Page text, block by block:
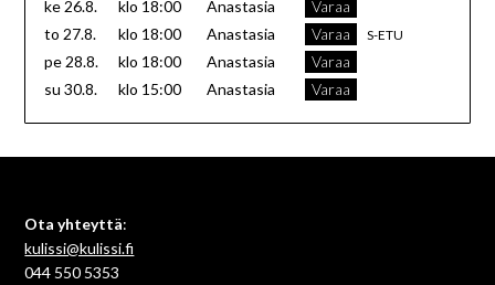
ke 26.8. klo 18:00 Anastasia
Varaa
to 27.8. klo 18:00 Anastasia Varaa S-ETU
pe 28.8. klo 18:00 Anastasia
Varaa
su 30.8. klo 15:00 Anastasia Varaa
Ota yhteyttä:
kulissi@kulissi.fi
044 550 5353